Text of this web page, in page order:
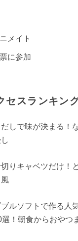
メイト
に参加
セスランキン
だしで味が決まる！
りキャベツだけ！
風
ブルソフトで作る人
選！朝食からおやつ